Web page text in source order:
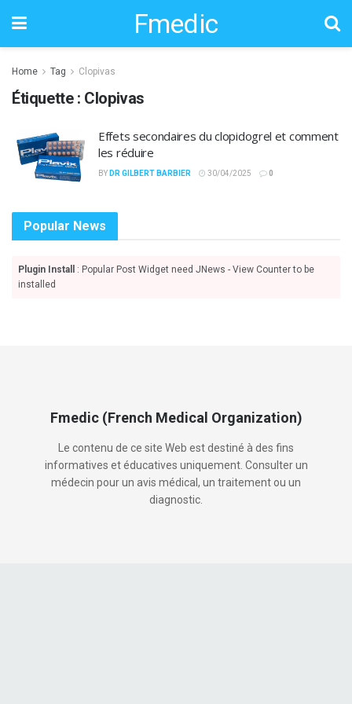
Fmedic
Home Tag Clopivas
Étiquette : Clopivas
Effets secondaires du clopidogrel et comment
les réduire
BY DR GILBERT BARBIER 30/04/2025 0
Popular News
Plugin Install
: Popular Post Widget need JNews - View Counter to be
installed
Fmedic (French Medical Organization)
Le contenu de ce site Web est destiné à des fins
informatives et éducatives uniquement. Consulter un
médecin pour un avis médical, un traitement ou un
diagnostic.